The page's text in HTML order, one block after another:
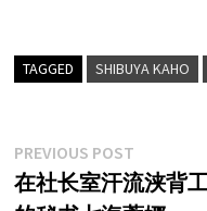
TAGGED SHIBUYA KAHO
文
章
PREVIOUS POSTPrevious
post:
在社长室汗流浃背